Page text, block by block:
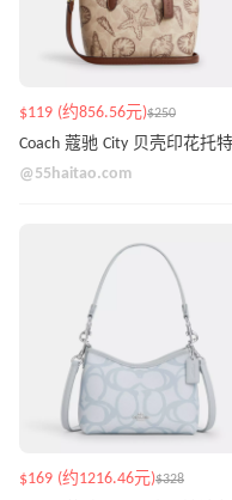
$119 (约856.56元)$250
@55haitao.com
$169 (约1216.46元)$328